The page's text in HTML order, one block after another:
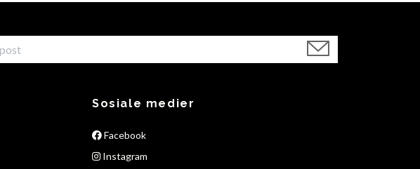
Sosiale medier
Facebook
Instagram